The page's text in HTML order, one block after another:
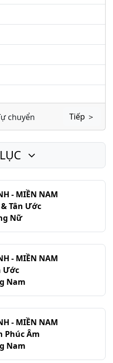
chuyển Tiếp ＞
- MIỀN NAM
Tân Ước
Nữ
- MIỀN NAM
Ước
Nam
- MIỀN NAM
Phúc Âm
Nam